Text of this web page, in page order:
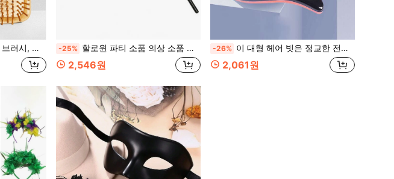
합, 정전기 방지, 헤어 액세서리 -25% 할로윈 파티 소품 의상 소품 올 블랙 지팡이 마술사 지팡이 링컨 지팡이
2,546원
-26% 이 대형 헤어 빗은 정교한 전기 도금 공법으로 제작되었으며 두피 마사지 기능이 있습니다. 남녀 모두에게 적합한 헤어 액세서리입니다
2,061원